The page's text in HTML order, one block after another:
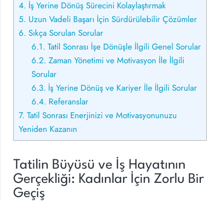
4. İş Yerine Dönüş Sürecini Kolaylaştırmak
5. Uzun Vadeli Başarı İçin Sürdürülebilir Çözümler
6. Sıkça Sorulan Sorular
6.1. Tatil Sonrası İşe Dönüşle İlgili Genel Sorular
6.2. Zaman Yönetimi ve Motivasyon İle İlgili
Sorular
6.3. İş Yerine Dönüş ve Kariyer İle İlgili Sorular
6.4. Referanslar
7. Tatil Sonrası Enerjinizi ve Motivasyonunuzu
Yeniden Kazanın
Tatilin Büyüsü ve İş Hayatının
Gerçekliği: Kadınlar İçin Zorlu Bir
Geçiş